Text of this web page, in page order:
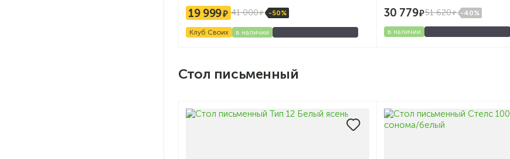
19 999 41 000 -50%
Клуб Своих в наличии
30 779 51 620 -40%
в наличии
Стол письменный